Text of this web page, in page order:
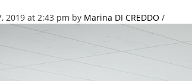
2019 at 2:43 pm by Marina DI CREDDO /